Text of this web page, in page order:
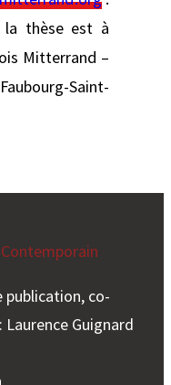
la thèse est à
Mitterrand –
Saint-
co-
Guignard